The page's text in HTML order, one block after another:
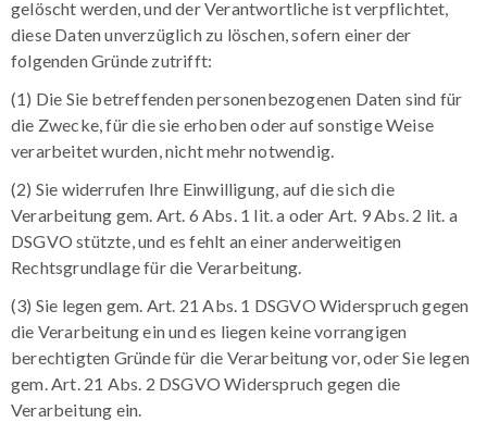
gelöscht werden, und der Verantwortliche ist verpflichtet,
diese Daten unverzüglich zu löschen, sofern einer der
folgenden Gründe zutrifft:
(1) Die Sie betreffenden personenbezogenen Daten sind für
die Zwecke, für die sie erhoben oder auf sonstige Weise
verarbeitet wurden, nicht mehr notwendig.
(2) Sie widerrufen Ihre Einwilligung, auf die sich die
Verarbeitung gem. Art. 6 Abs. 1 lit. a oder Art. 9 Abs. 2 lit. a
DSGVO stützte, und es fehlt an einer anderweitigen
Rechtsgrundlage für die Verarbeitung.
(3) Sie legen gem. Art. 21 Abs. 1 DSGVO Widerspruch gegen
die Verarbeitung ein und es liegen keine vorrangigen
berechtigten Gründe für die Verarbeitung vor, oder Sie legen
gem. Art. 21 Abs. 2 DSGVO Widerspruch gegen die
Verarbeitung ein.